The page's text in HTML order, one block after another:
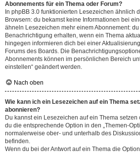
Abonnements für ein Thema oder Forum?
In phpBB 3.0 funktionierten Lesezeichen ähnlich
Browsern: du bekamst keine Informationen bei
ähneln Lesezeichen mehr einem Abonnement:
Benachrichtigung erhalten, wenn ein Thema
hingegen informieren dich bei einer
Forums des Boards. Die
Abonnements können im persönlichen Bereich
einstellen“ geändert werden.
Nach oben
Wie kann ich ein Lesezeichen auf ein Thema
abonnieren?
Du kannst ein Lesezeichen auf ein Thema
du die entsprechende Option in den „Themen-
normalerweise ober- und unterhalb des
befinden.
Wenn du bei der Antwort auf ein Thema die